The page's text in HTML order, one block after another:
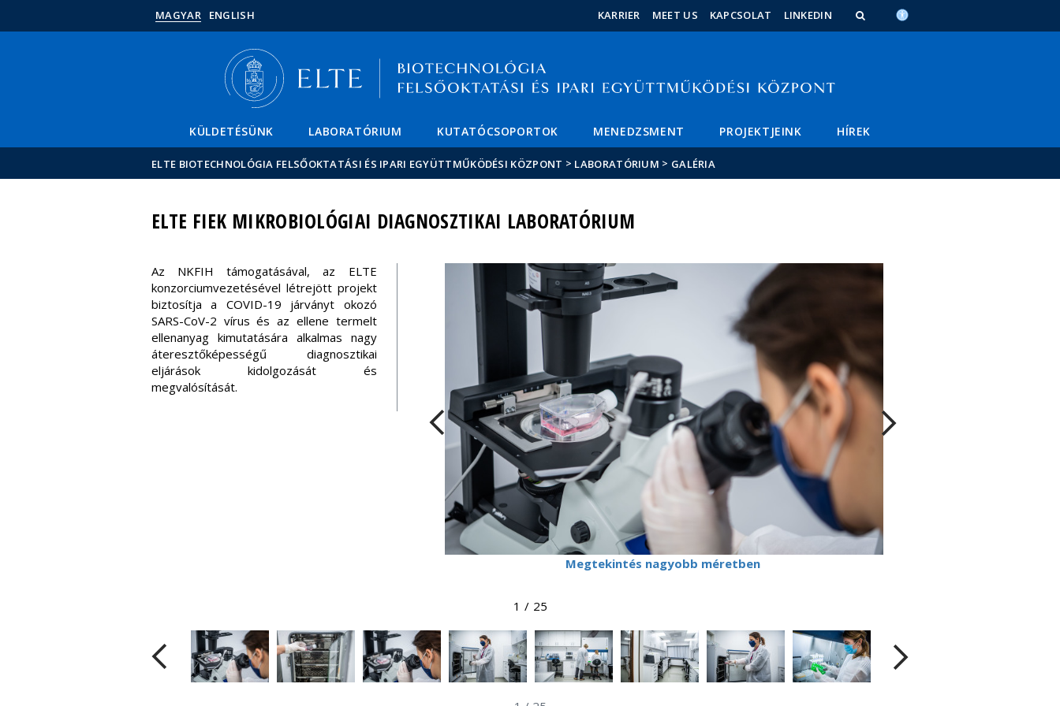
MAGYAR ENGLISH KARRIER MEET US KAPCSOLAT LINKEDIN
KÜLDETÉSÜNK LABORATÓRIUM KUTATÓCSOPORTOK MENEDZSMENT PROJEKTJEINK HÍREK
ELTE BIOTECHNOLÓGIA FELSŐOKTATÁSI ÉS IPARI EGYÜTTMŰKÖDÉSI KÖZPONT > LABORATÓRIUM > GALÉRIA
ELTE FIEK MIKROBIOLÓGIAI DIAGNOSZTIKAI LABORATÓRIUM
Az NKFIH támogatásával, az ELTE
konzorciumvezetésével létrejött projekt
biztosítja a COVID-19 járványt okozó
SARS-CoV-2 vírus és az ellene termelt
ellenanyag kimutatására alkalmas nagy
áteresztőképességű diagnosztikai
eljárások kidolgozását és
megvalósítását.
Megtekintés nagyobb méretben
1 / 25